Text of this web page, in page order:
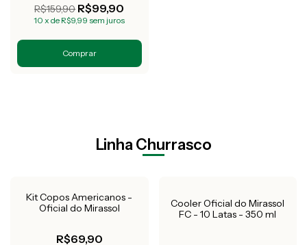
R$159,90R$99,90
10 xde R$9,99 sem juros
Comprar
Linha Churrasco
Kit Copos Americanos -
Oficial do Mirassol
R$69,90
Cooler Oficial do Mirassol
FC - 10 Latas - 350 ml